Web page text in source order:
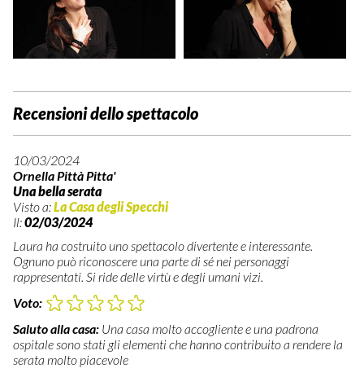
Recensioni dello spettacolo
10/03/2024
Ornella Pittà Pitta'
Una bella serata
Visto a:La Casa degli Specchi
Il:02/03/2024
Laura ha costruito uno spettacolo divertente e interessante.
Ognuno può riconoscere una parte di sé nei personaggi
rappresentati. Si ride delle virtù e degli umani vizi.
Voto:
Saluto alla casa: Una casa molto accogliente e una padrona
ospitale sono stati gli elementi che hanno contribuito a rendere la
serata molto piacevole